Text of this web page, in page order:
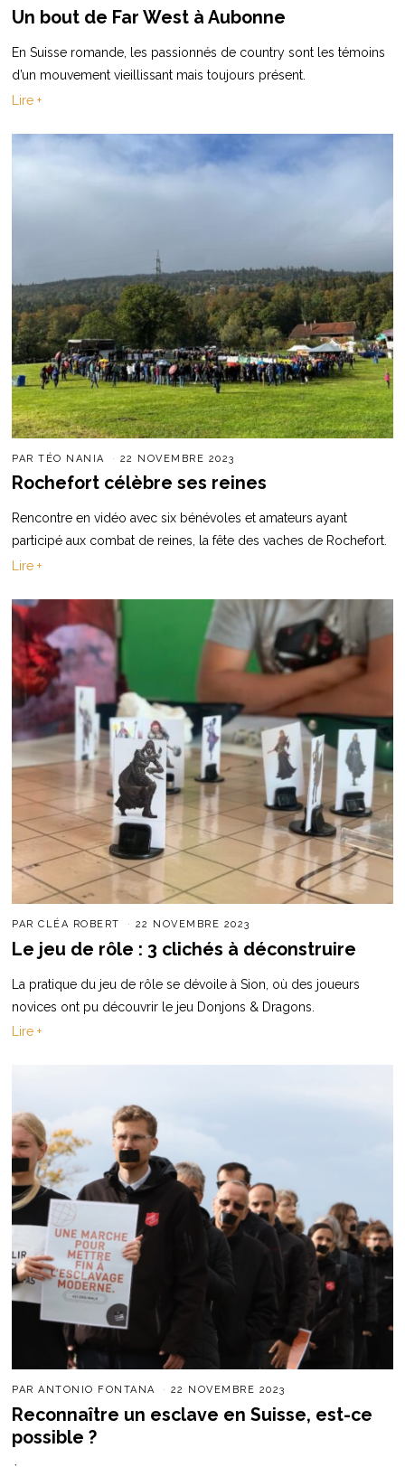
Un bout de Far West à Aubonne
En Suisse romande, les passionnés de country sont les témoins
d’un mouvement vieillissant mais toujours présent.
Lire +
PARTÉO NANIA 22 NOVEMBRE 2023
Rochefort célèbre ses reines
Rencontre en vidéo avec six bénévoles et amateurs ayant
participé aux combat de reines, la fête des vaches de Rochefort.
Lire +
PARCLÉA ROBERT 22 NOVEMBRE 2023
Le jeu de rôle : 3 clichés à déconstruire
La pratique du jeu de rôle se dévoile à Sion, où des joueurs
novices ont pu découvrir le jeu Donjons & Dragons.
Lire +
PARANTONIO FONTANA 22 NOVEMBRE 2023
Reconnaître un esclave en Suisse, est-ce
possible ?